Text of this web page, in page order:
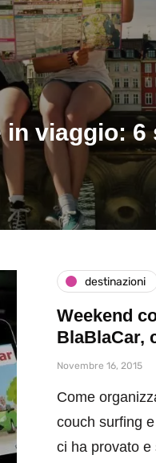
in viaggio:
destinazioni
Weekend
BlaBlaCar,
Novembre 16, 2015
Come
couch surfing
ci ha provato e